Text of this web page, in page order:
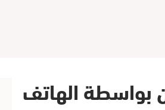
بواسطة الهاتف